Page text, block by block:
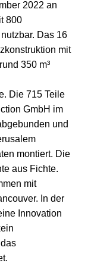
2022 an
800
Das 16
mit
350 m³
Die 715 Teile
GmbH im
und
montiert. Die
aus Fichte.
mit
In der
Innovation